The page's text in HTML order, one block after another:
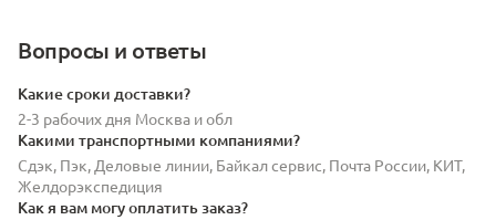
Вопросы и ответы
Какие сроки доставки?
2-3 рабочих дня Москва и обл
Какими транспортными компаниями?
Сдэк, Пэк, Деловые линии, Байкал сервис, Почта России, КИТ,
Желдорэкспедиция
Как я вам могу оплатить заказ?